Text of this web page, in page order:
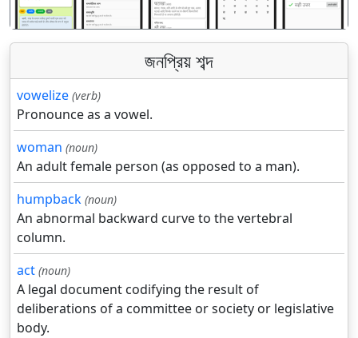
জনপ্রিয় শব্দ
vowelize (verb)
Pronounce as a vowel.
woman (noun)
An adult female person (as opposed to a man).
humpback (noun)
An abnormal backward curve to the vertebral
column.
act (noun)
A legal document codifying the result of
deliberations of a committee or society or legislative
body.